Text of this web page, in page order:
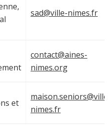
sad@ville-nimes.fr
contact@aines-
nimes.org
et
maison.seniors@ville-
nimes.fr